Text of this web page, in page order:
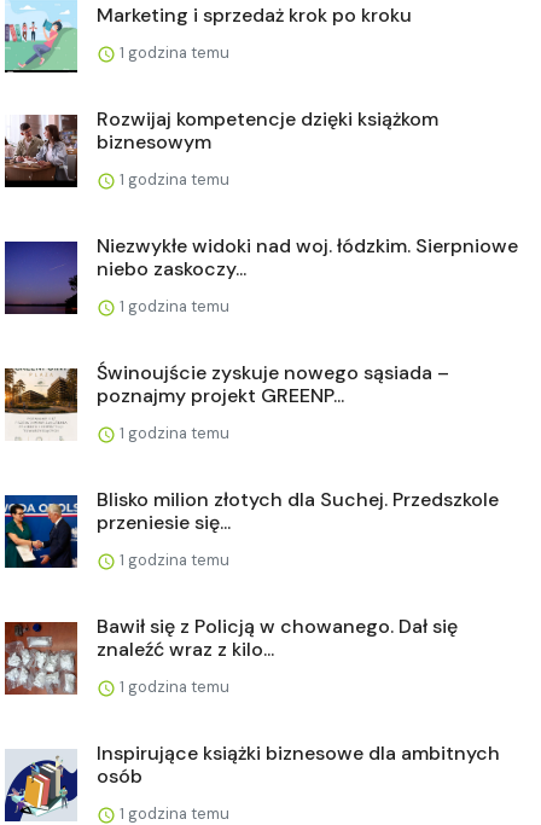
Marketing i sprzedaż krok po kroku
1 godzina temu
Rozwijaj kompetencje dzięki książkom
biznesowym
1 godzina temu
Niezwykłe widoki nad woj. łódzkim. Sierpniowe
niebo zaskoczy...
1 godzina temu
Świnoujście zyskuje nowego sąsiada –
poznajmy projekt GREENP...
1 godzina temu
Blisko milion złotych dla Suchej. Przedszkole
przeniesie się...
1 godzina temu
Bawił się z Policją w chowanego. Dał się
znaleźć wraz z kilo...
1 godzina temu
Inspirujące książki biznesowe dla ambitnych
osób
1 godzina temu